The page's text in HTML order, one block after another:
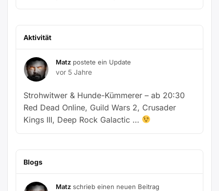
Aktivität
Matz postete ein Update
vor 5 Jahre
Strohwitwer & Hunde-Kümmerer – ab 20:30
Red Dead Online, Guild Wars 2, Crusader
Kings III, Deep Rock Galactic …
Blogs
Matz schrieb einen neuen Beitrag